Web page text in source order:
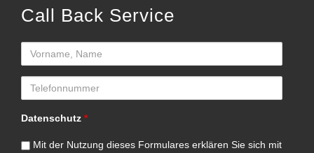
Call Back Service
Name
telefon
Datenschutz *
Mit der Nutzung dieses Formulares erklären Sie sich mit